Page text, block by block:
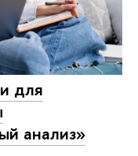
для
анализ»